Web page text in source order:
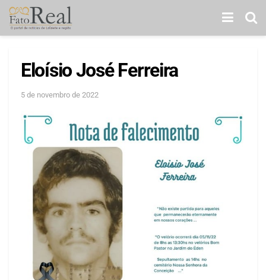
Eloísio José Ferreira
5 de novembro de 2022